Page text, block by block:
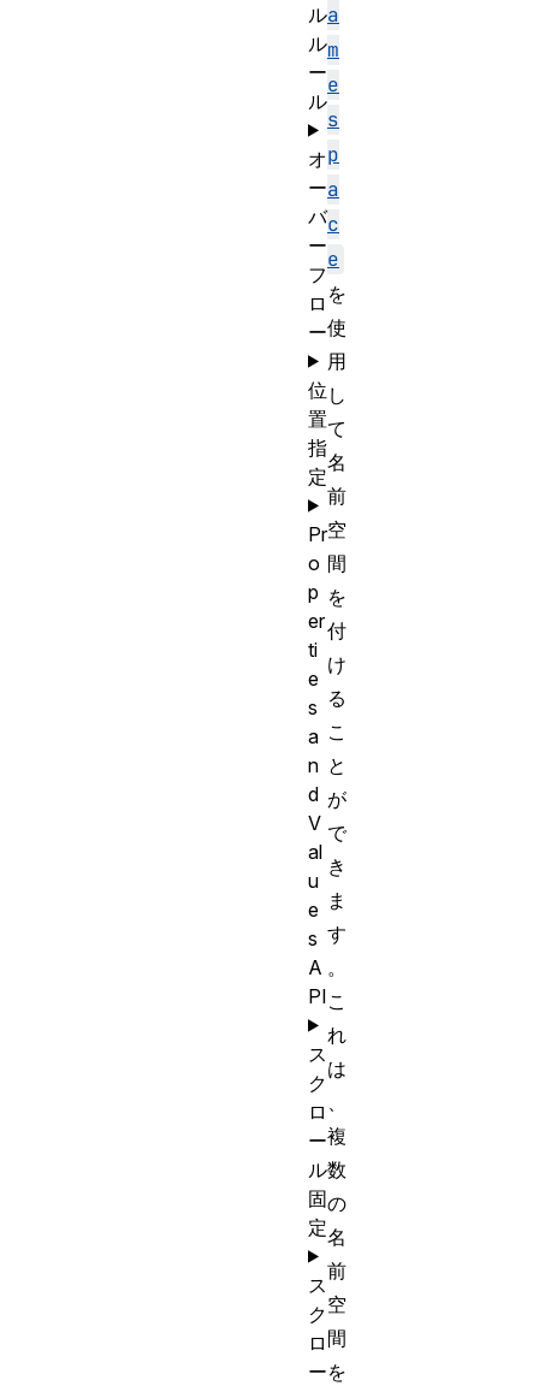
a
m
e
s
p
a
c
e
を
使
用
し
て
名
前
空
間
を
付
け
る
こ
と
が
で
き
ま
す
。
こ
れ
は
、
複
数
の
名
前
空
間
を
ル
ル
ー
ル
オ
ー
バ
ー
フ
ロ
ー
位
置
指
定
Pr
o
p
er
ti
e
s
a
n
d
V
al
u
e
s
A
PI
ス
ク
ロ
ー
ル
固
定
ス
ク
ロ
ー